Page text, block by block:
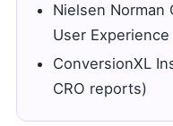
Nielsen
User Experience
ConversionXL
CRO reports)